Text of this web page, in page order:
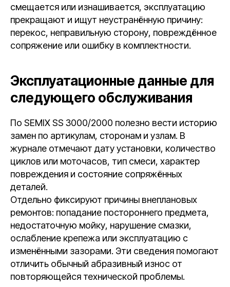
смещается или изнашивается, эксплуатацию
прекращают и ищут неустранённую причину:
перекос, неправильную сторону, повреждённое
сопряжение или ошибку в комплектности.
Эксплуатационные данные для
следующего обслуживания
По SEMIX SS 3000/2000 полезно вести историю
замен по артикулам, сторонам и узлам. В
журнале отмечают дату установки, количество
циклов или моточасов, тип смеси, характер
повреждения и состояние сопряжённых
деталей.
Отдельно фиксируют причины внеплановых
ремонтов: попадание постороннего предмета,
недостаточную мойку, нарушение смазки,
ослабление крепежа или эксплуатацию с
изменёнными зазорами. Эти сведения помогают
отличить обычный абразивный износ от
повторяющейся технической проблемы.